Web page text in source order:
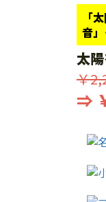
「
音
太
￥
⇒